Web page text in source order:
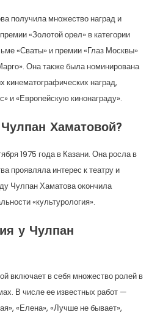
получила множество наград и
«Золотой орел» в категории
«Сваты» и премии «Глаз Москвы»
Она также была номинирована
кинематографических наград,
и «Европейскую кинонаграду».
Хаматовой?
1975 года в Казани. Она росла в
проявляла интерес к театру и
Чулпан Хаматова окончила
«культурология».
у Чулпан
включает в себя множество ролей в
В числе ее известных работ —
«Елена», «Лучше не бывает»,